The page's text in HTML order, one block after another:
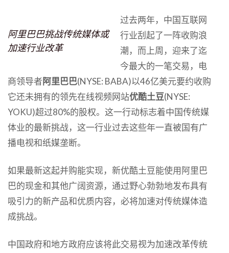
阿里巴巴挑战传统媒体或
加速行业改革
过去两年，中国互联网
行业刮起了一阵收购浪
潮，而上周，迎来了迄
今最大的一笔交易，电
商领导者阿里巴巴(NYSE: BABA)以46亿美元要约收购
它还未拥有的领先在线视频网站优酷土豆(NYSE:
YOKU)超过80%的股权。这一行动标志着中国传统媒
体业的最新挑战，这一行业过去这些年一直被国有广
播电视和纸媒垄断。
如果最新这起并购能实现，新优酷土豆能使用阿里巴
巴的现金和其他广阔资源，通过野心勃勃地发布具有
吸引力的新产品和优质内容，必将加速对传统媒体造
成挑战。
中国政府和地方政府应该将此交易视为加速改革传统